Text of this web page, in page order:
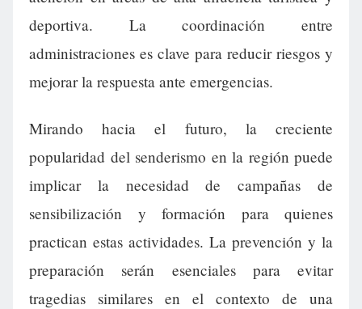
deportiva. La coordinación entre
administraciones es clave para reducir riesgos y
mejorar la respuesta ante emergencias.
Mirando hacia el futuro, la creciente
popularidad del senderismo en la región puede
implicar la necesidad de campañas de
sensibilización y formación para quienes
practican estas actividades. La prevención y la
preparación serán esenciales para evitar
tragedias similares en el contexto de una